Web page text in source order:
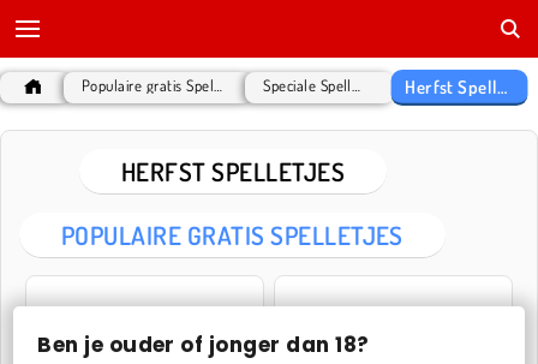
Ben je ouder of jonger dan 18?
Herfst Spelletjes
HERFST SPELLETJES
POPULAIRE GRATIS SPELLETJES